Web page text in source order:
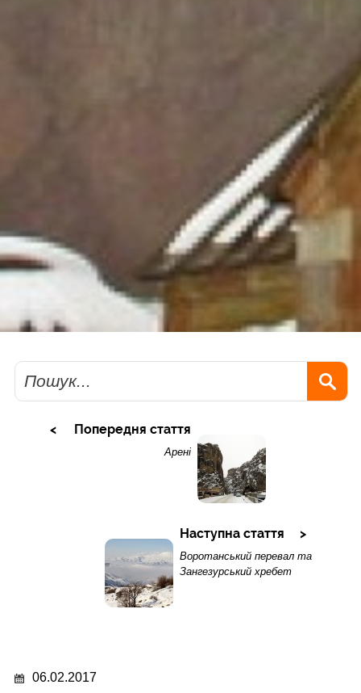
Пошук
Попередня стаття
Арені
Наступна стаття
Воротанський перевал та
Зангезурський хребет
06.02.2017